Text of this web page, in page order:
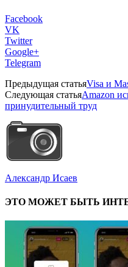
Facebook
VK
Twitter
Google+
Telegram
Предыдущая статьяVisa и
Следующая статьяAmazon
принудительный труд
Александр Исаев
ЭТО МОЖЕТ БЫТЬ